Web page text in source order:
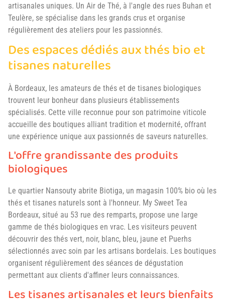
artisanales uniques. Un Air de Thé, à l'angle des rues Buhan et
Teulère, se spécialise dans les grands crus et organise
régulièrement des ateliers pour les passionnés.
Des espaces dédiés aux thés bio et
tisanes naturelles
À Bordeaux, les amateurs de thés et de tisanes biologiques
trouvent leur bonheur dans plusieurs établissements
spécialisés. Cette ville reconnue pour son patrimoine viticole
accueille des boutiques alliant tradition et modernité, offrant
une expérience unique aux passionnés de saveurs naturelles.
L'offre grandissante des produits
biologiques
Le quartier Nansouty abrite Biotiga, un magasin 100% bio où les
thés et tisanes naturels sont à l'honneur. My Sweet Tea
Bordeaux, situé au 53 rue des remparts, propose une large
gamme de thés biologiques en vrac. Les visiteurs peuvent
découvrir des thés vert, noir, blanc, bleu, jaune et Puerhs
sélectionnés avec soin par les artisans bordelais. Les boutiques
organisent régulièrement des séances de dégustation
permettant aux clients d'affiner leurs connaissances.
Les tisanes artisanales et leurs bienfaits